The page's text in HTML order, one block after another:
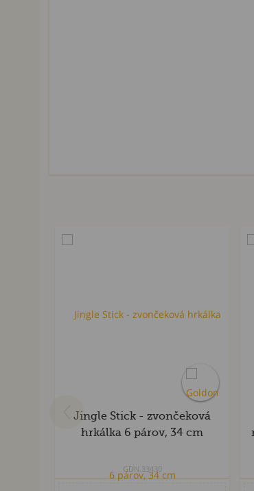
Jingle Stick - zvončeková
hrkálka 6 párov, 34 cm
GDN.33430